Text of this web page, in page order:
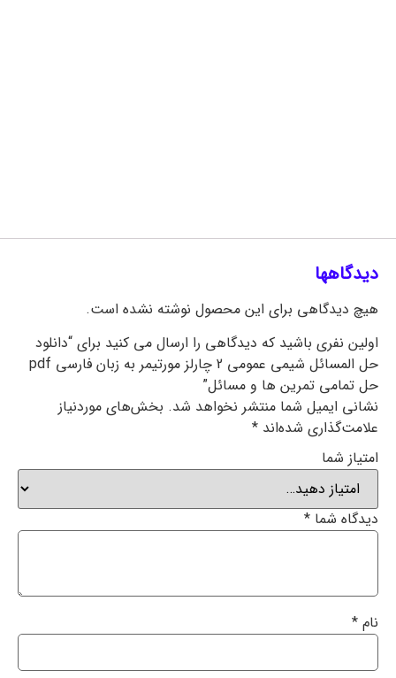
دیدگاهها
هیچ دیدگاهی برای این محصول نوشته نشده است.
اولین نفری باشید که دیدگاهی را ارسال می کنید برای “دانلود
حل المسائل شیمی عمومی 2 چارلز مورتیمر به زبان فارسی pdf
حل تمامی تمرین ها و مسائل”
نشانی ایمیل شما منتشر نخواهد شد. بخش‌های موردنیاز
علامت‌گذاری شده‌اند *
امتیاز شما
دیدگاه شما *
نام *